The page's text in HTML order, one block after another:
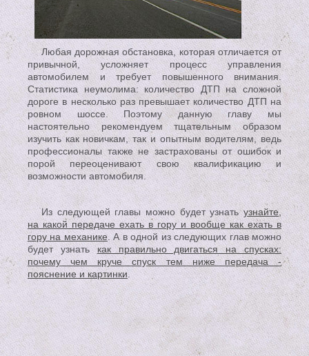
Любая дорожная обстановка, которая отличается от
привычной, усложняет процесс управления
автомобилем и требует повышенного внимания.
Статистика неумолима: количество ДТП на сложной
дороге в несколько раз превышает количество ДТП на
ровном шоссе. Поэтому данную главу мы
настоятельно рекомендуем тщательным образом
изучить как новичкам, так и опытным водителям, ведь
профессионалы также не застрахованы от ошибок и
порой переоценивают свою квалификацию и
возможности автомобиля.
Из следующей главы можно будет узнатьузнайте,
на какой передаче ехать в гору и вообще как ехать в
гору на механике. А в одной из следующих глав можно
будет узнатькак правильно двигаться на спусках:
почему чем круче спуск тем ниже передача -
пояснение и картинки.